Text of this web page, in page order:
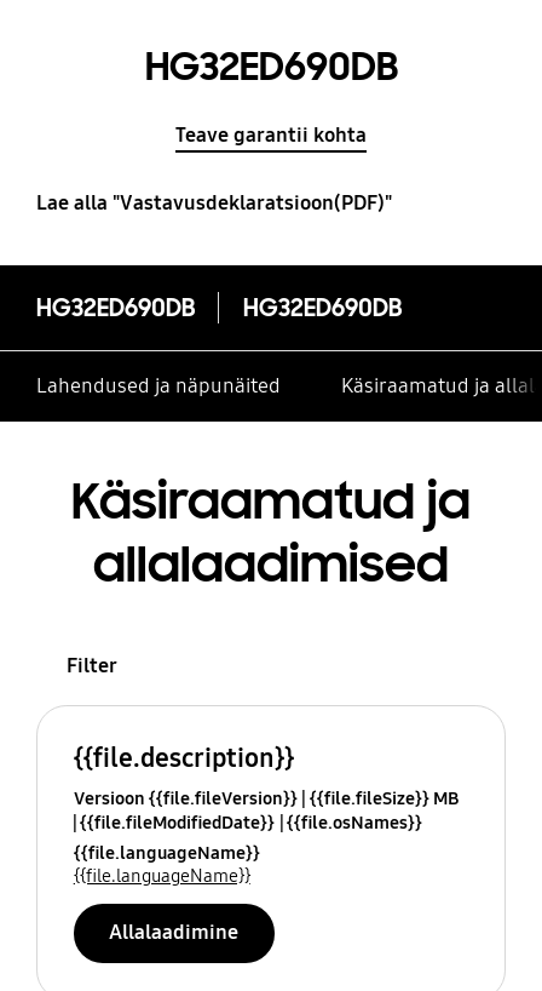
HG32ED690DB
Teave garantii kohta
Lae alla "Vastavusdeklaratsioon(PDF)"
HG32ED690DB HG32ED690DB
Lahendused ja näpunäited Käsiraamatud ja
Käsiraamatud ja
allalaadimised
Filter
{{file.description}}
Versioon {{file.fileVersion}} {{file.fileSize}} MB
{{file.fileModifiedDate}} {{file.osNames}}
{{file.languageName}}
{{file.languageName}}
Allalaadimine